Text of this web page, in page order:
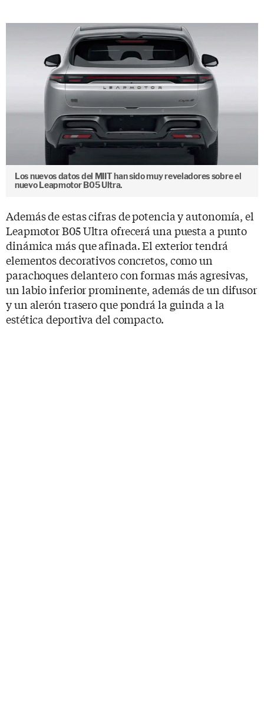
Los nuevos datos del MIIT han sido muy reveladores sobre el
nuevo Leapmotor B05 Ultra.
Además de estas cifras de potencia y autonomía, el
Leapmotor B05 Ultra ofrecerá una puesta a punto
dinámica más que afinada. El exterior tendrá
elementos decorativos concretos, como un
parachoques delantero con formas más agresivas,
un labio inferior prominente, además de un difusor
y un alerón trasero que pondrá la guinda a la
estética deportiva del compacto.